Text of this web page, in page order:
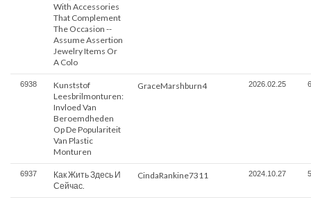
With Accessories
That Complement
The Occasion --
Assume Assertion
Jewelry Items Or
A Colo
6938
Kunststof
Leesbrilmonturen:
Invloed Van
Beroemdheden
Op De Populariteit
Van Plastic
Monturen
GraceMarshburn4 2026.02.25
6937
Как Жить Здесь И
Сейчас.
CindaRankine7311 2024.10.27